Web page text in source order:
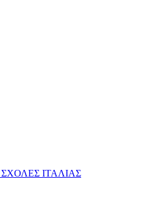
ΙΤΑΛΙΑΣ